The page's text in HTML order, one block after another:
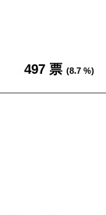
497 票 (8.7 %)